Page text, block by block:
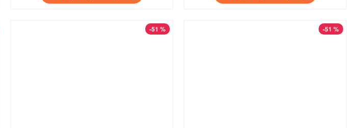
-51 % -51 %